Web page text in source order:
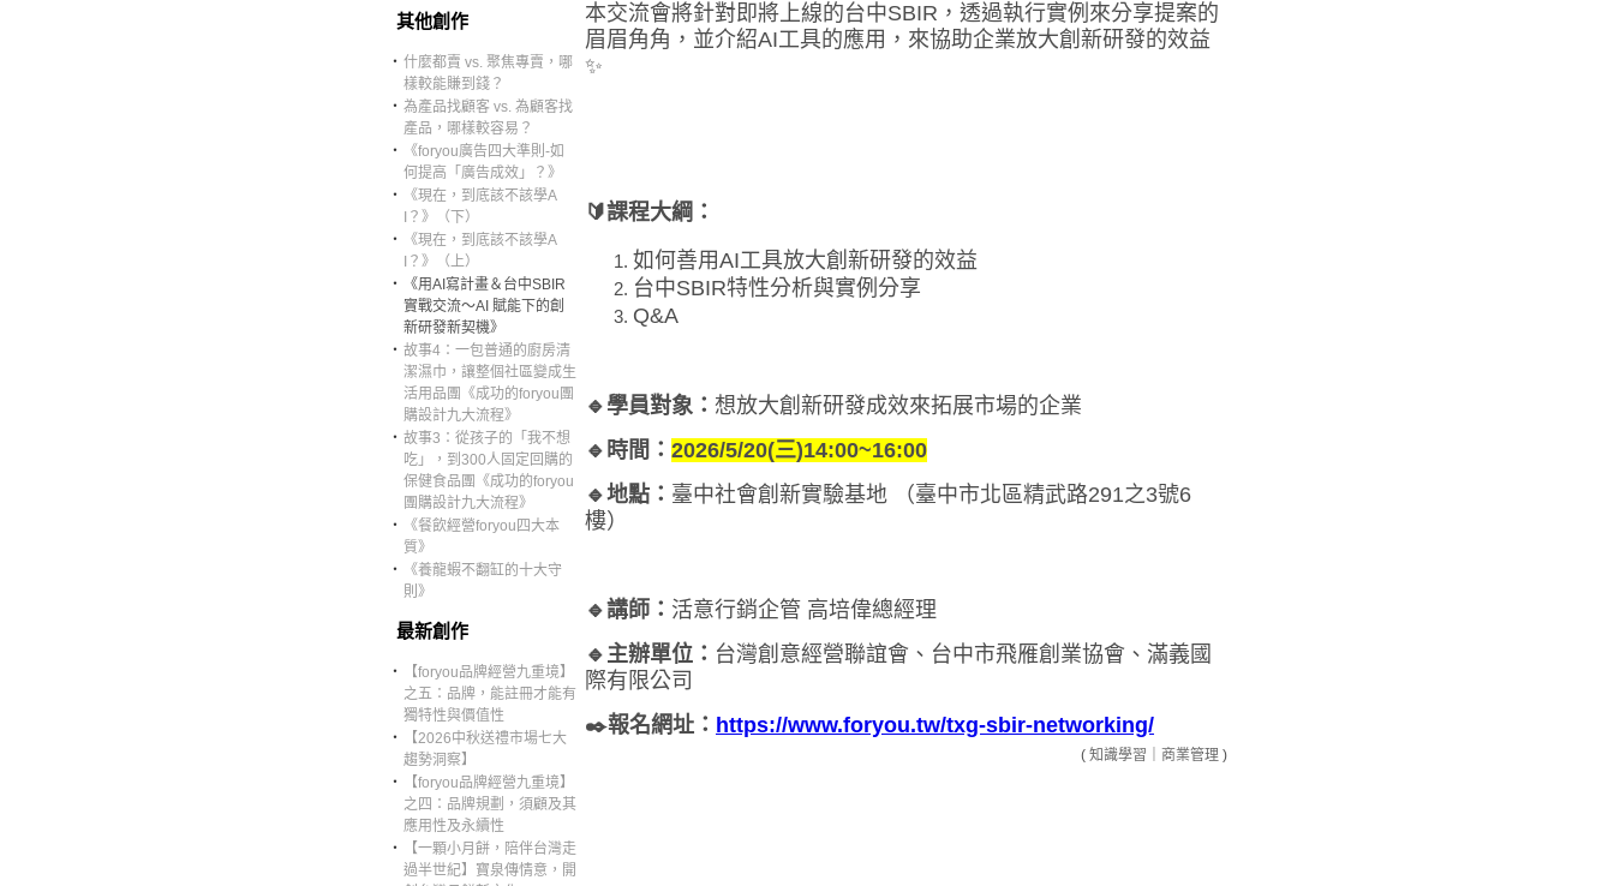
其他創作
‧ 什麼都賣 vs. 聚焦專賣，哪
樣較能賺到錢？
‧ 為產品找顧客 vs. 為顧客找
產品，哪樣較容易？
‧
《foryou廣告四大準則-如
何提高「廣告成效」？》
‧
《現在，到底該不該學A
I？》（下）
‧
《現在，到底該不該學A
I？》（上）
‧
《用AI寫計畫＆台中SBIR
實戰交流～AI 賦能下的創
新研發新契機》
‧ 故事4：一包普通的廚房清
潔濕巾，讓整個社區變成生
活用品團《成功的foryou團
購設計九大流程》
‧ 故事3：從孩子的「我不想
吃」，到300人固定回購的
保健食品團《成功的foryou
團購設計九大流程》
‧
《餐飲經營foryou四大本
質》
‧
《養龍蝦不翻缸的十大守
則》
最新創作
‧
【foryou品牌經營九重境】
之五：品牌，能註冊才能有
獨特性與價值性
‧
【2026中秋送禮市場七大
趨勢洞察】
‧
【foryou品牌經營九重境】
之四：品牌規劃，須顧及其
應用性及永續性
‧
【一顆小月餅，陪伴台灣走
過半世紀】寶泉傳情意，開
本交流會將針對即將上線的台中SBIR，透過執行實例來分享提案的
眉眉角角，並介紹AI工具的應用，來協助企業放大創新研發的效益
✨
🔰課程大綱：
如何善用AI工具放大創新研發的效益
台中SBIR特性分析與實例分享
Q&A
🔹學員對象： 想放大創新研發成效來拓展市場的企業
🔹時間： 2026/5/20(三)14:00~16:00
🔹地點： 臺中社會創新實驗基地 （臺中市北區精武路291之3號6
樓）
🔹講師： 活意行銷企管 高培偉總經理
🔹主辦單位： 台灣創意經營聯誼會、台中市飛雁創業協會、滿義國
際有限公司
✒️報名網址： https://www.foryou.tw/txg-sbir-networking/
( 知識學習 商業管理 )